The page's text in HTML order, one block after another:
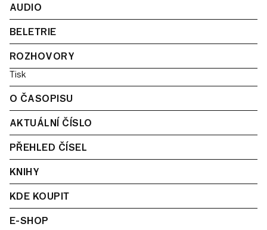
AUDIO
BELETRIE
ROZHOVORY
Tisk
O ČASOPISU
AKTUÁLNÍ ČÍSLO
PŘEHLED ČÍSEL
KNIHY
KDE KOUPIT
E-SHOP